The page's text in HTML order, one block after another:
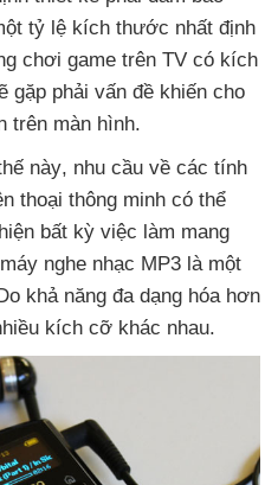
tỷ lệ kích thước nhất định
chơi game trên TV có kích
gặp phải vấn đề khiến cho
trên màn hình.
này, nhu cầu về các tính
thoại thông minh có thể
bất kỳ việc làm mang
nghe nhạc MP3 là một
khả năng đa dạng hóa hơn
kích cỡ khác nhau.